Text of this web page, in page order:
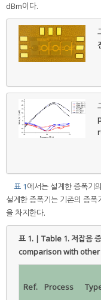
dBm이다.
표 1에서는 설계한 증폭기
설계한 증폭기는 기존의 증
을 차지한다.
표 1. | Table 1.저잡음
comparison with
Ref. Process